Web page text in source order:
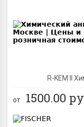
R-KEM II
от 1500.00